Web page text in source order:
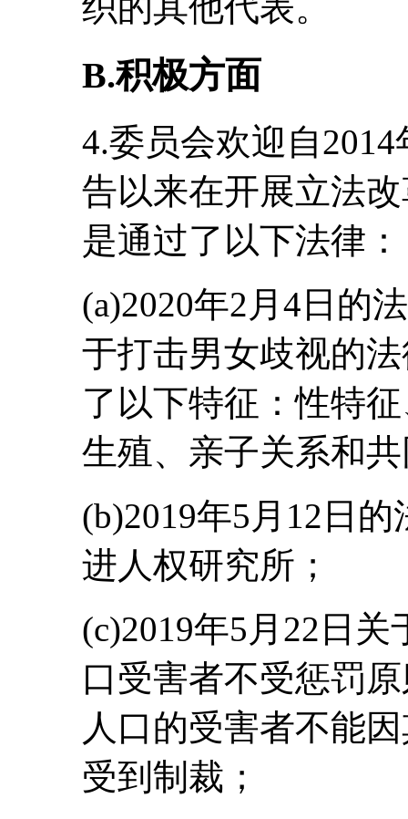
织的其他代表。
B.积极方面
4.委员会欢迎自
告以来在开展立法
是通过了以下法律：
(a)2020年2月4日的
于打击男女歧视的
了以下特征：性特
生殖、亲子关系和
(b)2019年5月12日
进人权研究所；
(c)2019年5月22日
口受害者不受惩罚
人口的受害者不能
受到制裁；